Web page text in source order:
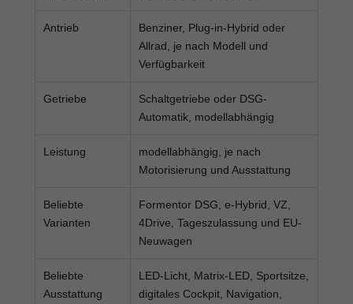
Antrieb
Benziner, Plug-in-Hybrid oder
Allrad, je nach Modell und
Verfügbarkeit
Getriebe
Schaltgetriebe oder DSG-
Automatik, modellabhängig
Leistung
modellabhängig, je nach
Motorisierung und Ausstattung
Beliebte
Varianten
Formentor DSG, e-Hybrid, VZ,
4Drive, Tageszulassung und EU-
Neuwagen
Beliebte
Ausstattung
LED-Licht, Matrix-LED, Sportsitze,
digitales Cockpit, Navigation,